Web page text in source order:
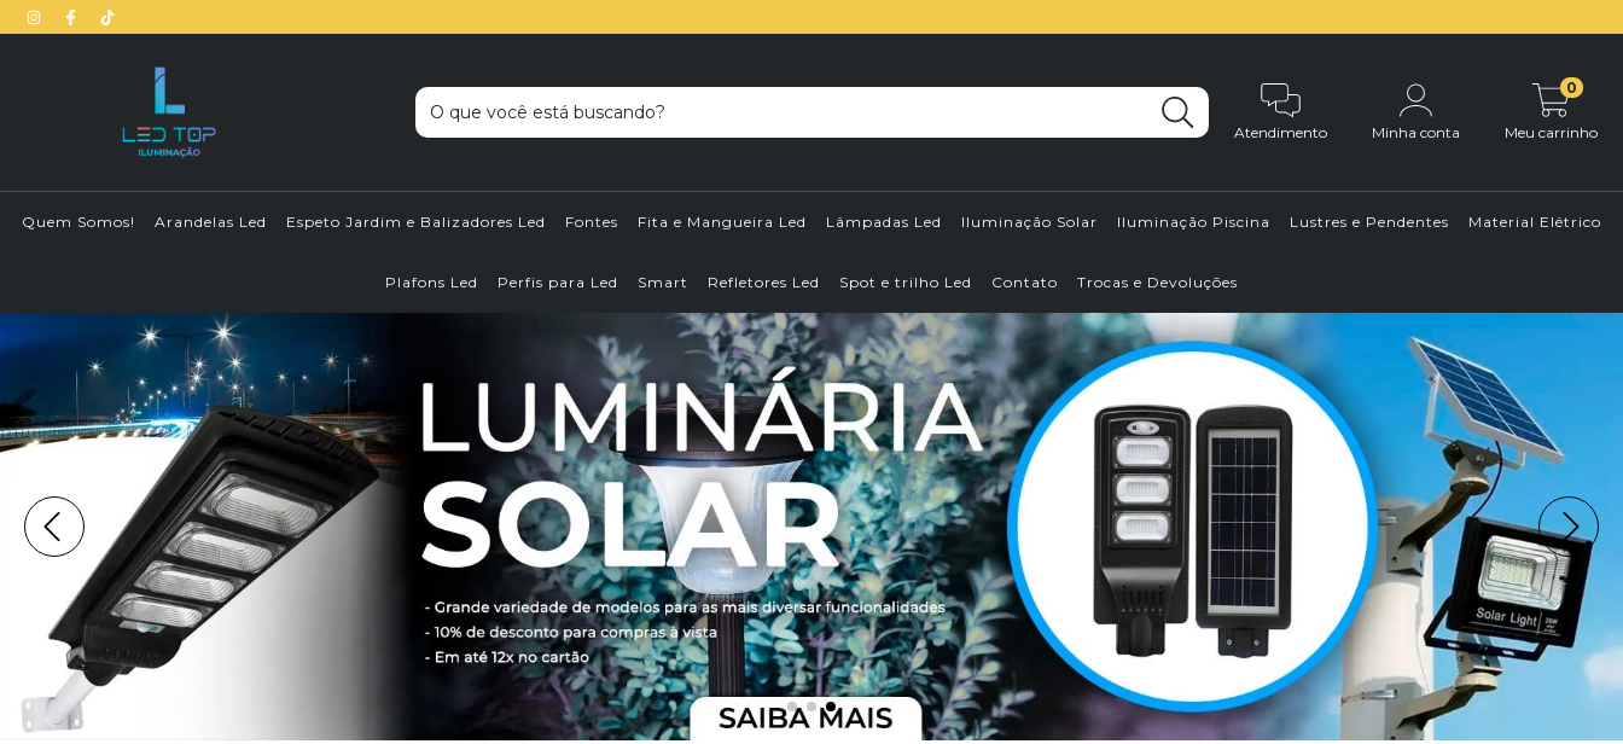
Atendimento Minha conta Meu carrinho
0
Quem Somos! Arandelas Led Espeto Jardim e Balizadores Led Fontes Fita e Mangueira Led Lâmpadas Led Iluminação Solar Iluminação Piscina Lustres e Pendentes Material Elétrico
Plafons Led Perfis para Led Smart Refletores Led Spot e trilho Led Contato Trocas e Devoluções